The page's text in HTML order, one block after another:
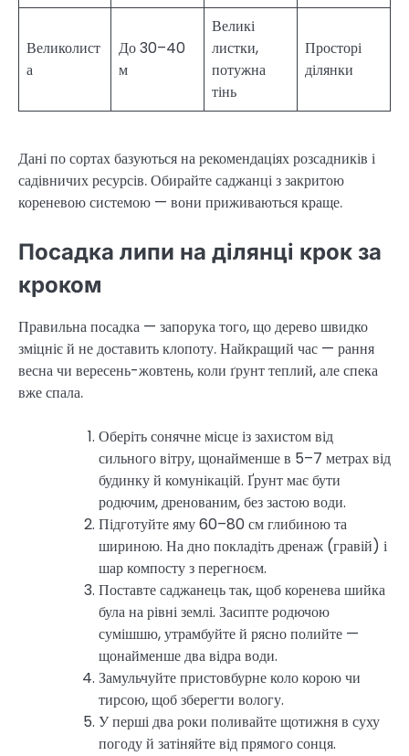
Великолист
а
До 30–40
м
Великі
листки,
потужна
тінь
Просторі
ділянки
Дані по сортах базуються на рекомендаціях розсадників і
садівничих ресурсів. Обирайте саджанці з закритою
кореневою системою — вони приживаються краще.
Посадка липи на ділянці крок за
кроком
Правильна посадка — запорука того, що дерево швидко
зміцніє й не доставить клопоту. Найкращий час — рання
весна чи вересень-жовтень, коли ґрунт теплий, але спека
вже спала.
Оберіть сонячне місце із захистом від
сильного вітру, щонайменше в 5–7 метрах від
будинку й комунікацій. Ґрунт має бути
родючим, дренованим, без застою води.
Підготуйте яму 60–80 см глибиною та
шириною. На дно покладіть дренаж (гравій) і
шар компосту з перегноєм.
Поставте саджанець так, щоб коренева шийка
була на рівні землі. Засипте родючою
сумішшю, утрамбуйте й рясно полийте —
щонайменше два відра води.
Замульчуйте пристовбурне коло корою чи
тирсою, щоб зберегти вологу.
У перші два роки поливайте щотижня в суху
погоду й затіняйте від прямого сонця.